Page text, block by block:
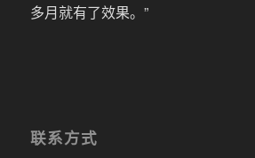
多月就有了效果。”
联系方式